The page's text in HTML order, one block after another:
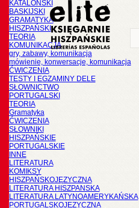
KATALOŃSKI
BASKIJSKI
GRAMATYKA
HISZPAŃSKI
TEORIA
KOMUNIKACJA
gry, zabawy, komunikacja
mówienie, konwersacje, komunikacja
ĆWICZENIA
TESTY I EGZAMINY DELE
SŁOWNICTWO
PORTUGALSKI
TEORIA
Gramatyka
ĆWICZENIA
SŁOWNIKI
HISZPAŃSKIE
PORTUGALSKIE
INNE
LITERATURA
KOMIKSY
HISZPAŃSKOJĘZYCZNA
LITERATURA HISZPANSKA
LITERATURA LATYNOAMERYKAŃSKA
PORTUGALSKOJĘZYCZNA